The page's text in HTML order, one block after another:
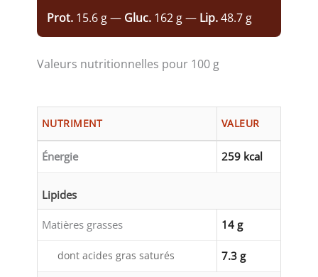
Prot. 15.6 g — Gluc. 162 g — Lip.48.7 g
Valeurs nutritionnelles pour 100 g
NUTRIMENT VALEUR
Énergie 259 kcal
Lipides
Matières grasses 14 g
dont acides gras saturés 7.3 g